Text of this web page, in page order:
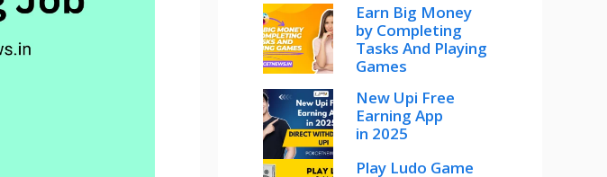
Earn Big Money
by Completing
Tasks And Playing
Games
New Upi Free
Earning App
in 2025
Play Ludo Game